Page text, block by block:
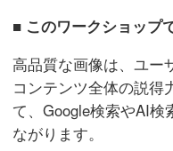
■ このワークショップ
高品質な画像は、ユー
コンテンツ全体の説得
て、Google検索やAI
ながります。